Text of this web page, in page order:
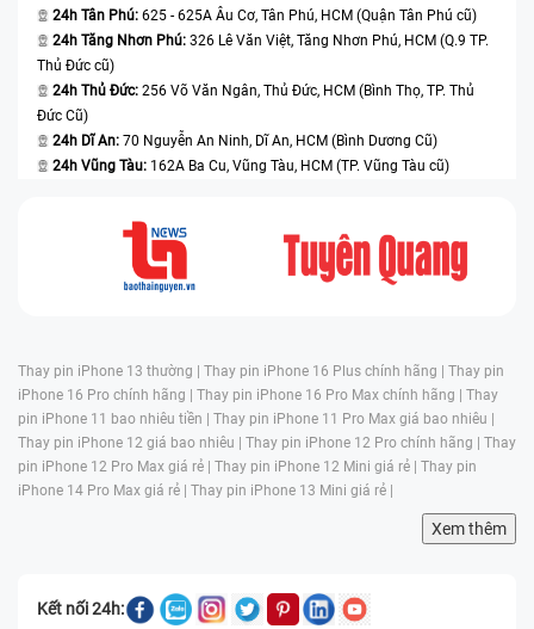
24h Tân Phú: 625 - 625A Âu Cơ, Tân Phú, HCM (Quận Tân Phú cũ)
24h Tăng Nhơn Phú: 326 Lê Văn Việt, Tăng Nhơn Phú, HCM (Q.9 TP.
Thủ Đức cũ)
24h Thủ Đức: 256 Võ Văn Ngân, Thủ Đức, HCM (Bình Thọ, TP. Thủ
Đức Cũ)
24h Dĩ An: 70 Nguyễn An Ninh, Dĩ An, HCM (Bình Dương Cũ)
24h Vũng Tàu: 162A Ba Cu, Vũng Tàu, HCM (TP. Vũng Tàu cũ)
Thay pin iPhone 13 thường | Thay pin iPhone 16 Plus chính hãng | Thay pin
iPhone 16 Pro chính hãng | Thay pin iPhone 16 Pro Max chính hãng | Thay
pin iPhone 11 bao nhiêu tiền | Thay pin iPhone 11 Pro Max giá bao nhiêu |
Thay pin iPhone 12 giá bao nhiêu | Thay pin iPhone 12 Pro chính hãng | Thay
pin iPhone 12 Pro Max giá rẻ | Thay pin iPhone 12 Mini giá rẻ | Thay pin
iPhone 14 Pro Max giá rẻ | Thay pin iPhone 13 Mini giá rẻ |
Xem thêm
Kết nối 24h: